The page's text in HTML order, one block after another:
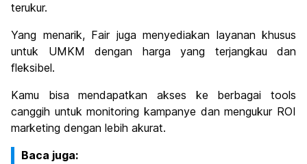
terukur.
Yang menarik, Fair juga menyediakan layanan khusus
untuk UMKM dengan harga yang terjangkau dan
fleksibel.
Kamu bisa mendapatkan akses ke berbagai tools
canggih untuk monitoring kampanye dan mengukur ROI
marketing dengan lebih akurat.
Baca juga: